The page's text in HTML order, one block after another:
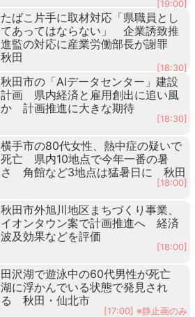
[19:00]
たばこ片手に取材対応「県職員とし
てあってはならない」 企業誘致推
進監の対応に産業労働部長が謝罪
秋田
[18:30]
秋田市の「AIデータセンター」建設
計画 県内経済と雇用創出に追い風
か 計画推進に大きな期待
[18:30]
横手市の80代女性、熱中症の疑いで
死亡 県内10地点で今年一番の暑
さ 角館など3地点は猛暑日に 秋田
[18:00]
秋田市外旭川地区まちづくり事業、
イオンタウン案で計画推進へ 経済
波及効果などを評価
[18:00]
田沢湖で遊泳中の60代男性が死亡
湖に浮かんでいる状態で発見され
る 秋田・仙北市
[17:00] ※静止画のみ